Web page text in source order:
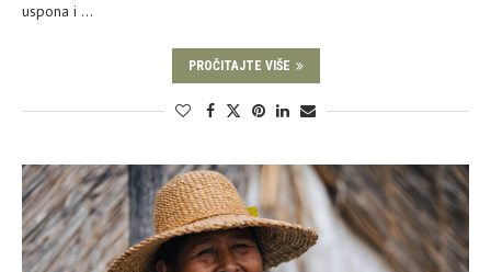
uspona i …
PROČITAJTE VIŠE